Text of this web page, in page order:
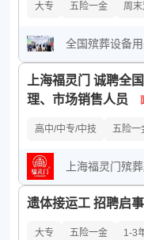
大专 五险一金 周
全国殡葬设备
上海福灵门 诚聘全
理、市场销售人员
高中/中专/中技 五险一
上海福灵门殡
遗体接运工 招聘启事
大专 五险一金 1-3